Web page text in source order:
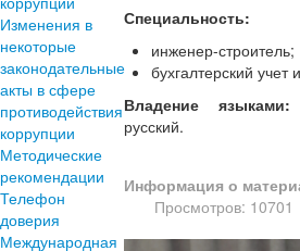
Изменения в
некоторые
законодательные
акты в сфере
противодействия
коррупции
Методические
рекомендации
Телефон
доверия
Международная
Специальность:
инженер-строитель;
бухгалтерский учет
Владение языками:
русский.
Информация о
Просмотров: 10701